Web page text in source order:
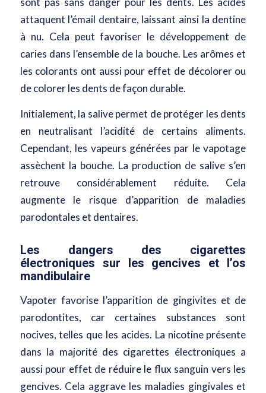
attaquent l’émail dentaire, laissant ainsi la dentine
à nu. Cela peut favoriser le développement de
caries dans l’ensemble de la bouche. Les arômes et
les colorants ont aussi pour effet de décolorer ou
de colorer les dents de façon durable.
Initialement, la salive permet de protéger les dents
en neutralisant l’acidité de certains aliments.
Cependant, les vapeurs générées par le vapotage
assèchent la bouche. La production de salive s’en
retrouve considérablement réduite. Cela
augmente le risque d’apparition de maladies
parodontales et dentaires.
Les dangers des cigarettes
électroniques sur les gencives et l’os
mandibulaire
Vapoter favorise l’apparition de gingivites et de
parodontites, car certaines substances sont
nocives, telles que les acides. La nicotine présente
dans la majorité des cigarettes électroniques a
aussi pour effet de réduire le flux sanguin vers les
gencives. Cela aggrave les maladies gingivales et